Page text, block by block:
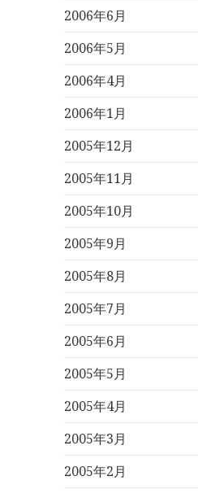
2006年6月
2006年5月
2006年4月
2006年1月
2005年12月
2005年11月
2005年10月
2005年9月
2005年8月
2005年7月
2005年6月
2005年5月
2005年4月
2005年3月
2005年2月